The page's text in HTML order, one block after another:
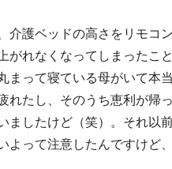
護ベッドの高さをリモコ
がれなくなってしまったこ
まって寝ている母がいて本
れたし、そのうち恵利が帰
ましたけど（笑）。それ以
よって注意したんですけど